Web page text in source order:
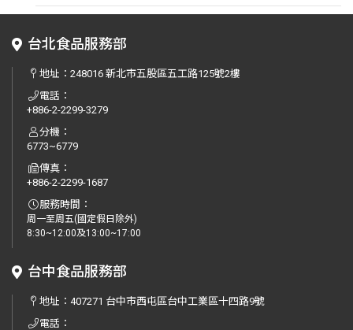
台北食品服務部
地址：248016 新北市五股區五工路125號2樓
電話：
+886-2-2299-3279
分機：
6773~6779
傳真：
+886-2-2299-1687
服務時間：
周一至周五(國定假日除外)
8:30~12:00及13:00~17:00
台中食品服務部
地址：407271 台中市西屯區台中工業區十四路9號
電話：